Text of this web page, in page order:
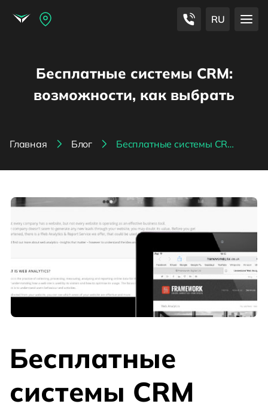
RU
Бесплатные системы CRM:
возможности, как выбрать
Главная Блог Бесплатные системы CRM: возможности, как выбрать
Бесплатные
системы CRM